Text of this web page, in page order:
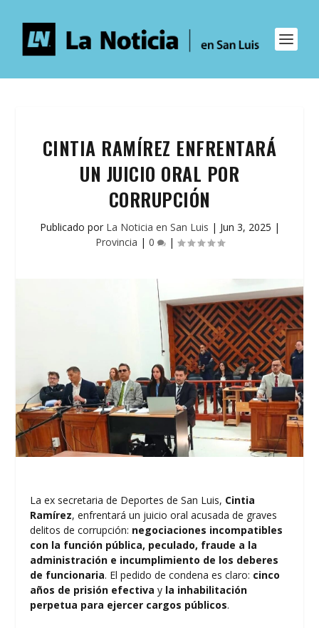
CINTIA RAMÍREZ ENFRENTARÁ
UN JUICIO ORAL POR
CORRUPCIÓN
Publicado por La Noticia en San Luis | Jun 3, 2025 |
Provincia | 0 |
La ex secretaria de Deportes de San Luis, Cintia
Ramírez, enfrentará un juicio oral acusada de graves
delitos de corrupción: negociaciones incompatibles
con la función pública, peculado, fraude a la
administración e incumplimiento de los deberes
de funcionaria. El pedido de condena es claro: cinco
años de prisión efectiva y la inhabilitación
perpetua para ejercer cargos públicos.